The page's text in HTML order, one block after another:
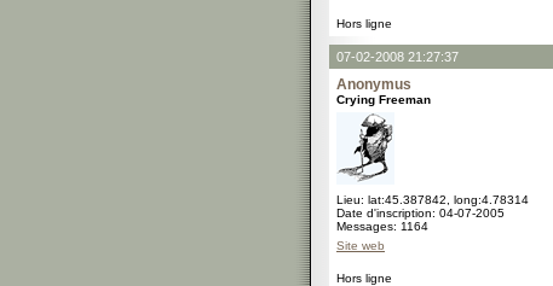
Hors ligne
07-02-2008 21:27:37
Anonymus
Crying Freeman
Lieu: lat:45.387842, long:4.78314
Date d'inscription: 04-07-2005
Messages: 1164
Site web
Hors ligne